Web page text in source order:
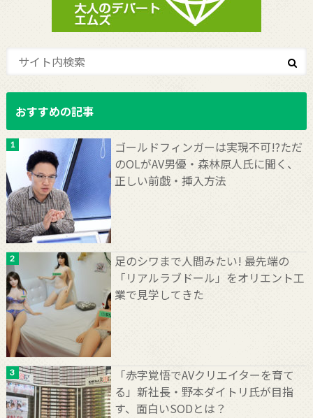
おすすめの記事
ゴールドフィンガーは実現不可!?ただ
のOLがAV男優・森林原人氏に聞く、
正しい前戯・挿入方法
足のシワまで人間みたい! 最先端の
「リアルラブドール」をオリエント工
業で見学してきた
「赤字覚悟でAVクリエイターを育て
る」新社長・野本ダイトリ氏が目指
す、面白いSODとは？